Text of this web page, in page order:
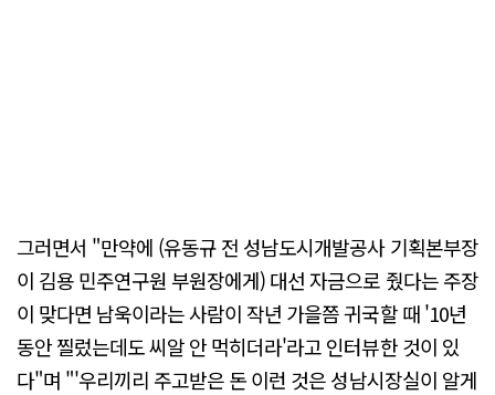
그러면서 "만약에 (유동규 전 성남도시개발공사 기획본부장
이 김용 민주연구원 부원장에게) 대선 자금으로 줬다는 주장
이 맞다면 남욱이라는 사람이 작년 가을쯤 귀국할 때 '10년
동안 찔렀는데도 씨알 안 먹히더라'라고 인터뷰한 것이 있
다"며 "'우리끼리 주고받은 돈 이런 것은 성남시장실이 알게